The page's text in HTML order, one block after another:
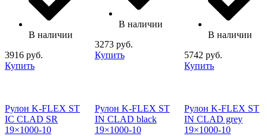
В наличии
3916 руб.
Купить
В наличии
3273 руб.
Купить
В наличии
5742 руб.
Купить
Рулон K-FLEX ST
IC CLAD SR
19×1000-10
Рулон K-FLEX ST
IN CLAD black
19×1000-10
Рулон K-FLEX ST
IN CLAD grey
19×1000-10